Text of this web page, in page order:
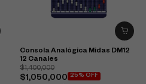
Consola Analógica Midas DM12
12 Canales
$1,400,000
$1,050,000 25% OFF